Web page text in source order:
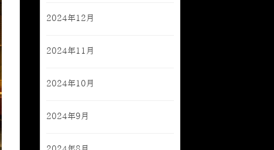
2024年12月
2024年11月
2024年10月
2024年9月